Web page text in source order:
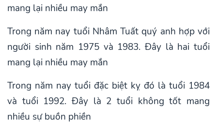
mang lại nhiều may mắn
Trong năm nay tuổi Nhâm Tuất quý anh hợp với
người sinh năm 1975 và 1983. Đây là hai tuổi
mang lại nhiều may mắn
Trong năm nay tuổi đặc biệt kỵ đó là tuổi 1984
và tuổi 1992. Đây là 2 tuổi không tốt mang
nhiều sự buồn phiền